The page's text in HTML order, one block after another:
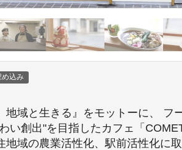
め込み
地域と生きる』をモットーに、
い創出"を目指したカフェ「
地域の農業活性化、駅前活性化に